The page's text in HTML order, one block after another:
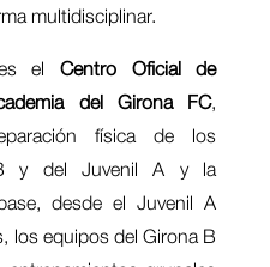
multidisciplinar.
el Centro Oficial de
del Girona FC,
física de los
y del Juvenil A y la
desde el Juvenil A
los equipos del Girona B